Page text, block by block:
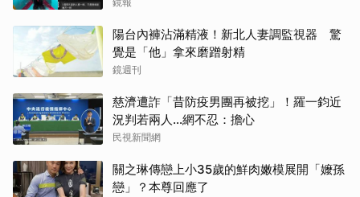
陽台內褲沾滿精液！新北人妻調監視器 驚
覺是「他」拿來磨蹭射精
鏡週刊
慈濟遭詐「昔防疫男團再被挖」！羅一鈞近
況判若兩人…網不忍：擔心
民視新聞網
關之琳傳戀上小35歲的鮮肉嫩模展開「嬤孫
戀」？本尊回應了